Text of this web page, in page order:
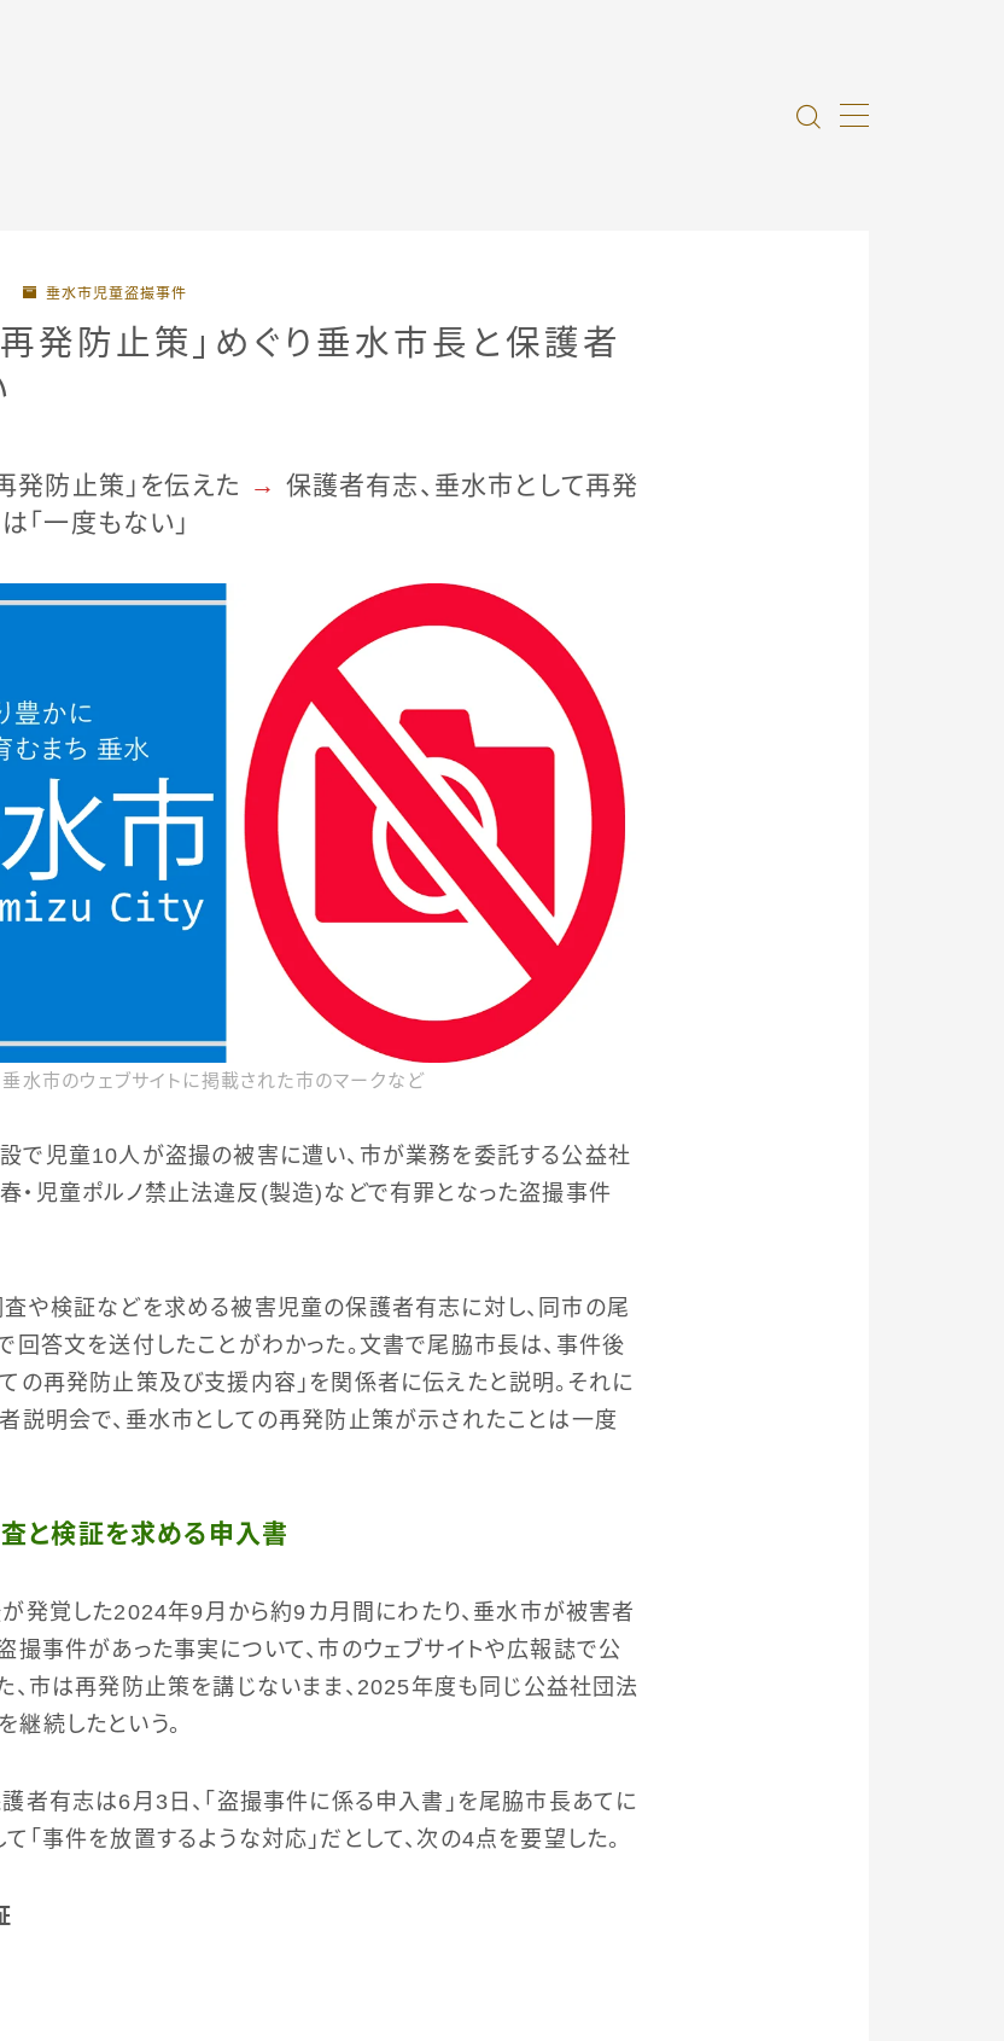
私たちについて
受賞・報道
垂水市児童盗撮事件
発防止策」めぐり垂水市長と保護者
発防止策」を伝えた → 保護者有志、垂水市として再発
「一度もない」
垂水市のウェブサイトに掲載された市のマークなど
で児童10人が盗撮の被害に遭い、市が業務を委託する公益社
・児童ポルノ禁止法違反(製造)などで有罪となった盗撮事件
査や検証などを求める被害児童の保護者有志に対し、同市の尾
答文を送付したことがわかった。文書で尾脇市長は、事件後
の再発防止策及び支援内容」を関係者に伝えたと説明。それに
説明会で、垂水市としての再発防止策が示されたことは一度
と検証を求める申入書
発覚した2024年9月から約9カ月間にわたり、垂水市が被害者
撮事件があった事実について、市のウェブサイトや広報誌で公
、市は再発防止策を講じないまま、2025年度も同じ公益社団法
続したという。
者有志は6月3日、「盗撮事件に係る申入書」を尾脇市長あてに
「事件を放置するような対応」だとして、次の4点を要望した。